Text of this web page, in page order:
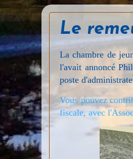
Le
La chambre de
l'avait annoncé
poste
Vous pouvez
fiscale, avec